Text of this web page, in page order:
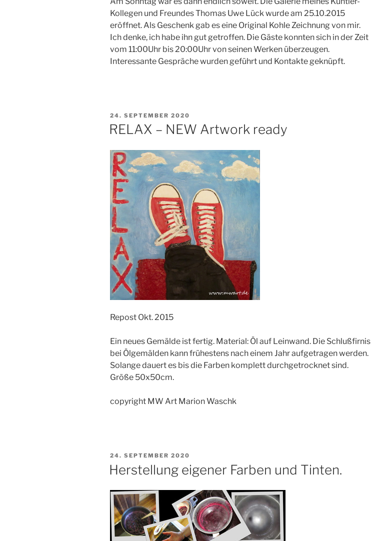
Kollegen und Freundes Thomas Uwe Lück wurde am 25.10.2015
eröffnet. Als Geschenk gab es eine Original Kohle Zeichnung von mir.
Ich denke, ich habe ihn gut getroffen. Die Gäste konnten sich in der Zeit
vom 11:00Uhr bis 20:00Uhr von seinen Werken überzeugen.
Interessante Gespräche wurden geführt und Kontakte geknüpft.
VERÖFFENTLICHT
AM
24. SEPTEMBER 2020
RELAX – NEW Artwork ready
Repost Okt. 2015
Ein neues Gemälde ist fertig. Material: Öl auf Leinwand. Die Schlußfirnis
bei Ölgemälden kann frühestens nach einem Jahr aufgetragen werden.
Solange dauert es bis die Farben komplett durchgetrocknet sind.
Größe 50x50cm.
copyright MW Art Marion Waschk
VERÖFFENTLICHT
AM
24. SEPTEMBER 2020
Herstellung eigener Farben und Tinten.